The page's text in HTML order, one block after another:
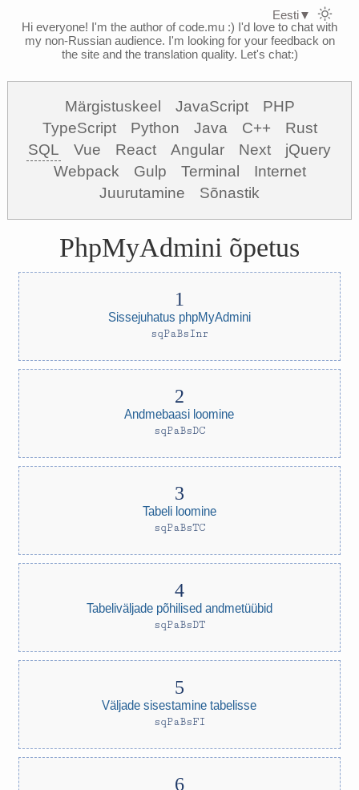
Hi everyone! I'm the author of code.mu :) I'd love to chat with
my non-Russian audience. I'm looking for your feedback on
the site and the translation quality. Let's chat:)
Märgistuskeel JavaScript
PHP
TypeScript
Python Java C++
Rust
SQL
Vue React Angular Next
jQuery
Webpack
Gulp Terminal
Internet
Juurutamine
Sõnastik
PhpMyAdmini õpetus
Sissejuhatus phpMyAdmini
sqPaBsInr
Andmebaasi loomine
sqPaBsDC
Tabeli loomine
sqPaBsTC
Tabeliväljade põhilised andmetüübid
sqPaBsDT
Väljade sisestamine tabelisse
sqPaBsFI
Eesti▼